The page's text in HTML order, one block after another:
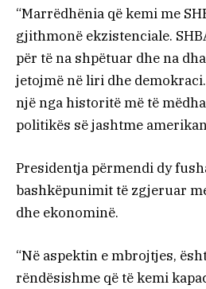
“Marrëdhënia që kemi me
gjithmonë ekzistenciale.
për të na shpëtuar dhe na
jetojmë në liri dhe
një nga historitë më të
politikës së jashtme
Presidentja përmendi dy
bashkëpunimit të zgjeruar
dhe ekonominë.
“Në aspektin e mbrojtjes,
rëndësishme që të kemi